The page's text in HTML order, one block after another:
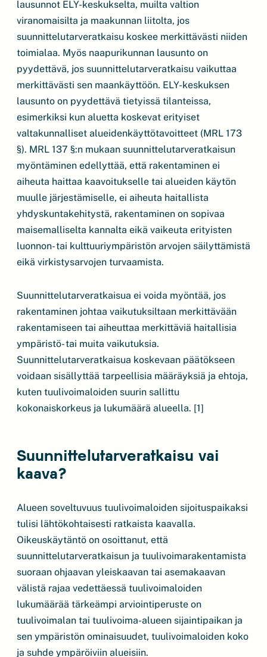
lausunnot ELY-keskukselta, muilta valtion
viranomaisilta ja maakunnan liitolta, jos
suunnittelutarveratkaisu koskee merkittävästi niiden
toimialaa. Myös naapurikunnan lausunto on
pyydettävä, jos suunnittelutarveratkaisu vaikuttaa
merkittävästi sen maankäyttöön. ELY-keskuksen
lausunto on pyydettävä tietyissä tilanteissa,
esimerkiksi kun aluetta koskevat erityiset
valtakunnalliset alueidenkäyttötavoitteet (MRL 173
§). MRL 137 §:n mukaan suunnittelutarveratkaisun
myöntäminen edellyttää, että rakentaminen ei
aiheuta haittaa kaavoitukselle tai alueiden käytön
muulle järjestämiselle, ei aiheuta haitallista
yhdyskuntakehitystä, rakentaminen on sopivaa
maisemalliselta kannalta eikä vaikeuta erityisten
luonnon- tai kulttuuriympäristön arvojen säilyttämistä
eikä virkistysarvojen turvaamista.
Suunnittelutarveratkaisua ei voida myöntää, jos
rakentaminen johtaa vaikutuksiltaan merkittävään
rakentamiseen tai aiheuttaa merkittäviä haitallisia
ympäristö- tai muita vaikutuksia.
Suunnittelutarveratkaisua koskevaan päätökseen
voidaan sisällyttää tarpeellisia määräyksiä ja ehtoja,
kuten tuulivoimaloiden suurin sallittu
kokonaiskorkeus ja lukumäärä alueella. [1]
Suunnittelutarveratkaisu vai
kaava?
Alueen soveltuvuus tuulivoimaloiden sijoituspaikaksi
tulisi lähtökohtaisesti ratkaista kaavalla.
Oikeuskäytäntö on osoittanut, että
suunnittelutarveratkaisun ja tuulivoimarakentamista
suoraan ohjaavan yleiskaavan tai asemakaavan
välistä rajaa vedettäessä tuulivoimaloiden
lukumäärää tärkeämpi arviointiperuste on
tuulivoimalan tai tuulivoima-alueen sijaintipaikan ja
sen ympäristön ominaisuudet, tuulivoimaloiden koko
ja suhde ympäröiviin alueisiin.